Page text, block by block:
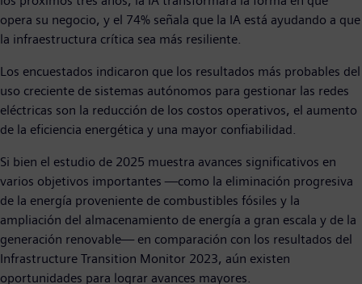
opera su negocio, y el 74% señala que la IA está ayudando a que
la infraestructura crítica sea más resiliente.
Los encuestados indicaron que los resultados más probables del
uso creciente de sistemas autónomos para gestionar las redes
eléctricas son la reducción de los costos operativos, el aumento
de la eficiencia energética y una mayor confiabilidad.
Si bien el estudio de 2025 muestra avances significativos en
varios objetivos importantes —como la eliminación progresiva
de la energía proveniente de combustibles fósiles y la
ampliación del almacenamiento de energía a gran escala y de la
generación renovable— en comparación con los resultados del
Infrastructure Transition Monitor 2023, aún existen
oportunidades para lograr avances mayores.